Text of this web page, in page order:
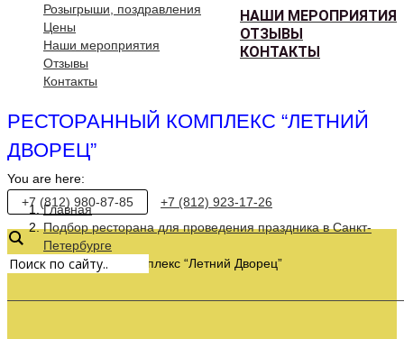
НАШИ МЕРОПРИЯТИЯ
ОТЗЫВЫ
КОНТАКТЫ
Розыгрыши, поздравления
Цены
Наши мероприятия
Отзывы
Контакты
РЕСТОРАННЫЙ КОМПЛЕКС “ЛЕТНИЙ
ДВОРЕЦ”
You are here:
Главная
Подбор ресторана для проведения праздника в Санкт-
Петербурге
Ресторанный комплекс “Летний Дворец”
+7 (812) 980-87-85 +7 (812) 923-17-26